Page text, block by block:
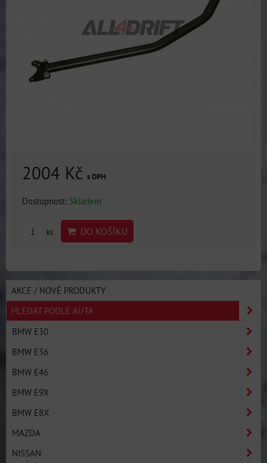
2004 Kč s DPH
Dostupnost: Skladem
ks DO KOŠÍKU
AKCE / NOVÉ PRODUKTY
HLEDAT PODLE AUTA
BMW E30
BMW E36
BMW E46
BMW E9X
BMW E8X
MAZDA
NISSAN